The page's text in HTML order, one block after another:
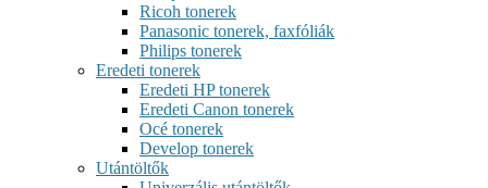
Ricoh tonerek
Panasonic tonerek, faxfóliák
Philips tonerek
Eredeti tonerek
Eredeti HP tonerek
Eredeti Canon tonerek
Océ tonerek
Develop tonerek
Utántöltők